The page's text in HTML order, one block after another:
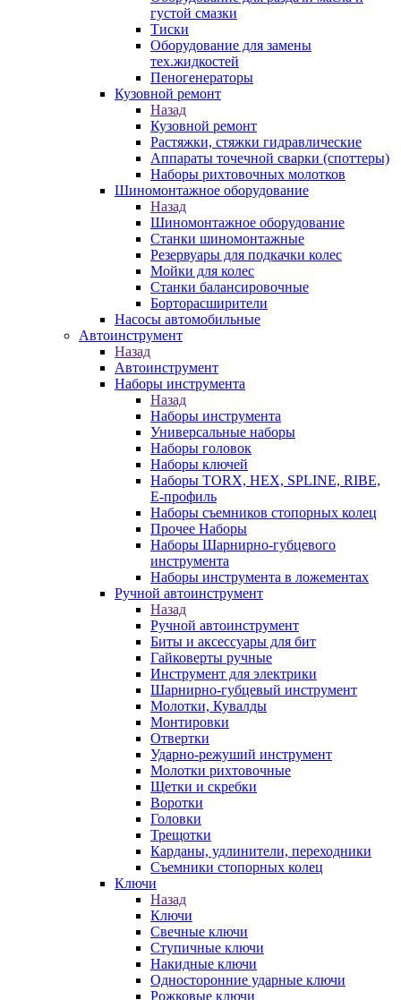
густой смазки
Тиски
Оборудование для замены
тех.жидкостей
Пеногенераторы
Кузовной ремонт
Назад
Кузовной ремонт
Растяжки, стяжки гидравлические
Аппараты точечной сварки (споттеры)
Наборы рихтовочных молотков
Шиномонтажное оборудование
Назад
Шиномонтажное оборудование
Станки шиномонтажные
Резервуары для подкачки колес
Мойки для колес
Станки балансировочные
Борторасширители
Насосы автомобильные
Автоинструмент
Назад
Автоинструмент
Наборы инструмента
Назад
Наборы инструмента
Универсальные наборы
Наборы головок
Наборы ключей
Наборы TORX, HEX, SPLINE, RIBE,
E-профиль
Наборы съемников стопорных колец
Прочее Наборы
Наборы Шарнирно-губцевого
инструмента
Наборы инструмента в ложементах
Ручной автоинструмент
Назад
Ручной автоинструмент
Биты и аксессуары для бит
Гайковерты ручные
Инструмент для электрики
Шарнирно-губцевый инструмент
Молотки, Кувалды
Монтировки
Отвертки
Ударно-режуший инструмент
Молотки рихтовочные
Щетки и скребки
Воротки
Головки
Трещотки
Карданы, удлинители, переходники
Съемники стопорных колец
Ключи
Назад
Ключи
Свечные ключи
Ступичные ключи
Накидные ключи
Односторонние ударные ключи
Рожковые ключи